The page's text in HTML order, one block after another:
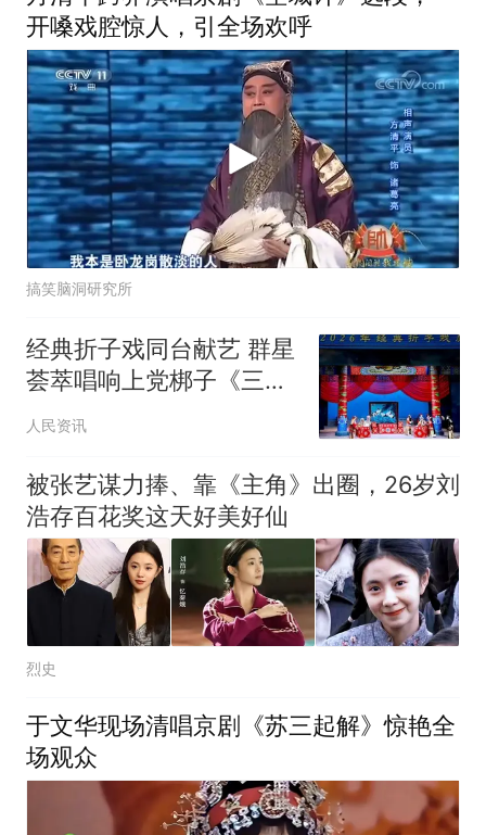
开嗓戏腔惊人，引全场欢呼
搞笑脑洞研究所
经典折子戏同台献艺 群星
荟萃唱响上党梆子《三关
排宴》
人民资讯
被张艺谋力捧、靠《主角》出圈，26岁刘
浩存百花奖这天好美好仙
烈史
于文华现场清唱京剧《苏三起解》惊艳全
场观众